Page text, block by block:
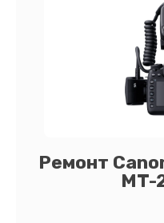
Ремонт
MT-